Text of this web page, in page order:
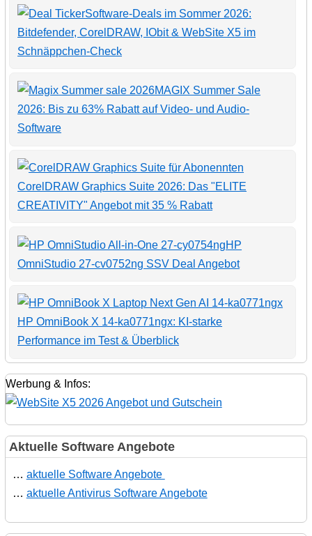
Software-Deals im Sommer 2026:
Bitdefender, CorelDRAW, IObit & WebSite X5 im
Schnäppchen-Check
MAGIX Summer Sale
2026: Bis zu 63% Rabatt auf Video- und Audio-
Software
CorelDRAW Graphics Suite 2026: Das "ELITE
CREATIVITY" Angebot mit 35 % Rabatt
HP
OmniStudio 27-cv0752ng SSV Deal Angebot
HP OmniBook X 14-ka0771ngx: KI-starke
Performance im Test & Überblick
Werbung & Infos:
Aktuelle Software Angebote
… aktuelle Software Angebote
… aktuelle Antivirus Software Angebote